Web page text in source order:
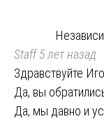
Staff5 лет назад
Здравствуйте
Да, вы
Да, мы давно и